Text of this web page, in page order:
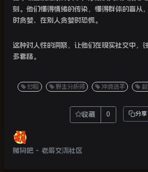
刻。他们懂得情绪的传染，懂得群体的盲从
时贪婪、在别人贪婪时恐慌。
这种对人性的洞察，让他们在现实社交中，
多套路。
炒股 野生分析师 冲浪选手
收藏 0 分享
赌狗吧 - 老哥交流社区